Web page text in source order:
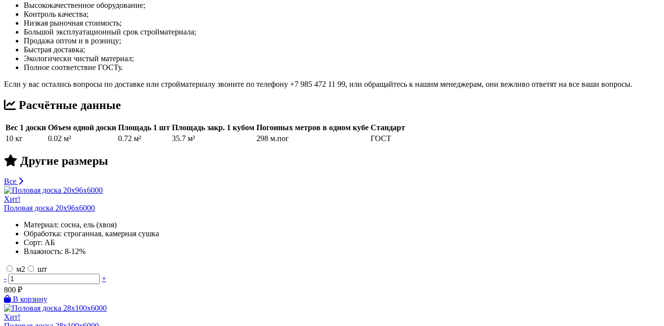
Высококачественное оборудование;
Контроль качества;
Низкая рыночная стоимость;
Большой эксплуатационный срок стройматериала;
Продажа оптом и в розницу;
Быстрая доставка;
Экологически чистый материал;
Полное соответствие ГОСТу.
Если у вас остались вопросы по доставке или стройматериалу звоните по телефону +7 985 472 11 99, или обращайтесь к нашим менеджерам, они вежливо ответят на все ваши вопросы.
Расчётные данные
Вес 1 доски Объем одной доски Площадь 1 шт Площадь закр. 1 кубом Погонных метров в одном кубе Стандарт
10 кг
0.02 м³ 0.72 м² 35.7 м² 298 м.пог ГОСТ
Другие размеры
Все
Хит!
Половая доска 20х96х6000
Материал: сосна, ель (хвоя)
Обработка: строганная, камерная сушка
Сорт: АБ
Влажность: 8-12%
м2
шт
-
+
800 ₽
В корзину
Хит!